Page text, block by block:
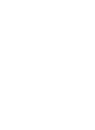
limpide
geste de
à sa fille.
»